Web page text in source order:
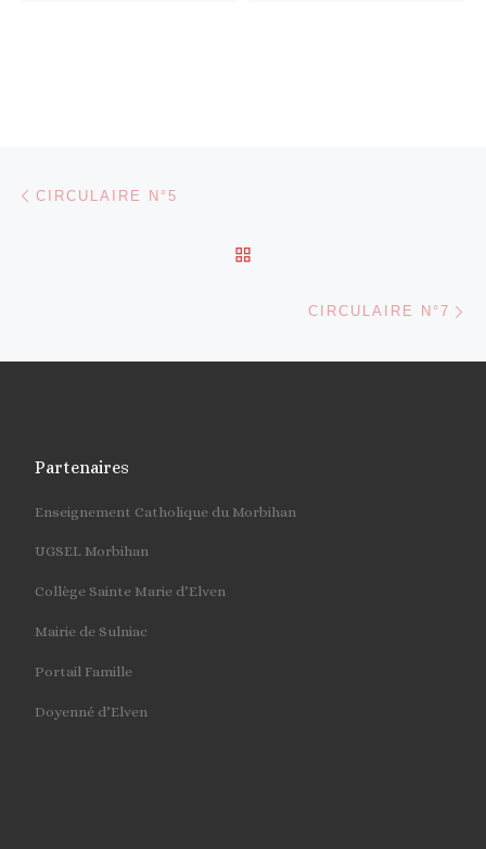
Parcourir les articles
CIRCULAIRE N°5
CIRCULAIRE N°7
Partenaires
Enseignement Catholique du Morbihan
UGSEL Morbihan
Collège Sainte Marie d’Elven
Mairie de Sulniac
Portail Famille
Doyenné d’Elven